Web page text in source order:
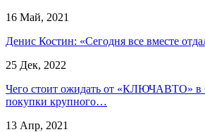
16 Май, 2021
Денис Костин: «Сегодня все вместе
25 Дек, 2022
Чего стоит ожидать от «КЛЮЧАВТО» в
покупки крупного…
13 Апр, 2021